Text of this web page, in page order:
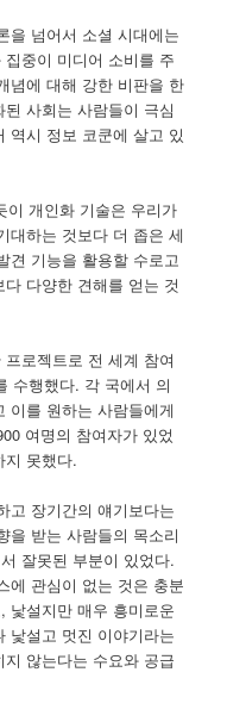
을 넘어서 소셜 시대에는
중이 미디어 소비를 주
념에 대해 강한 비판을 한
사회는 사람들이 극심
역시 정보 코쿤에 살고 있
이 개인화 기술은 우리가
대하는 것보다 더 좁은 세
견 기능을 활용할 수로고
다양한 견해를 얻는 것
로젝트로 전 세계 참여
수행했다. 각 국에서 의
이를 원하는 사람들에게
여명의 참여자가 있었
지 못했다.
고 장기간의 얘기보다는
을 받는 사람들의 목소리
잘못된 부분이 있었다.
에 관심이 없는 것은 충분
낯설지만 매우 흥미로운
낯설고 멋진 이야기라는
않는다는 수요와 공급